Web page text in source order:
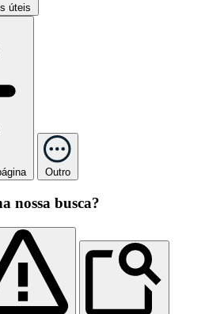
úteis
Outro
nossa busca?